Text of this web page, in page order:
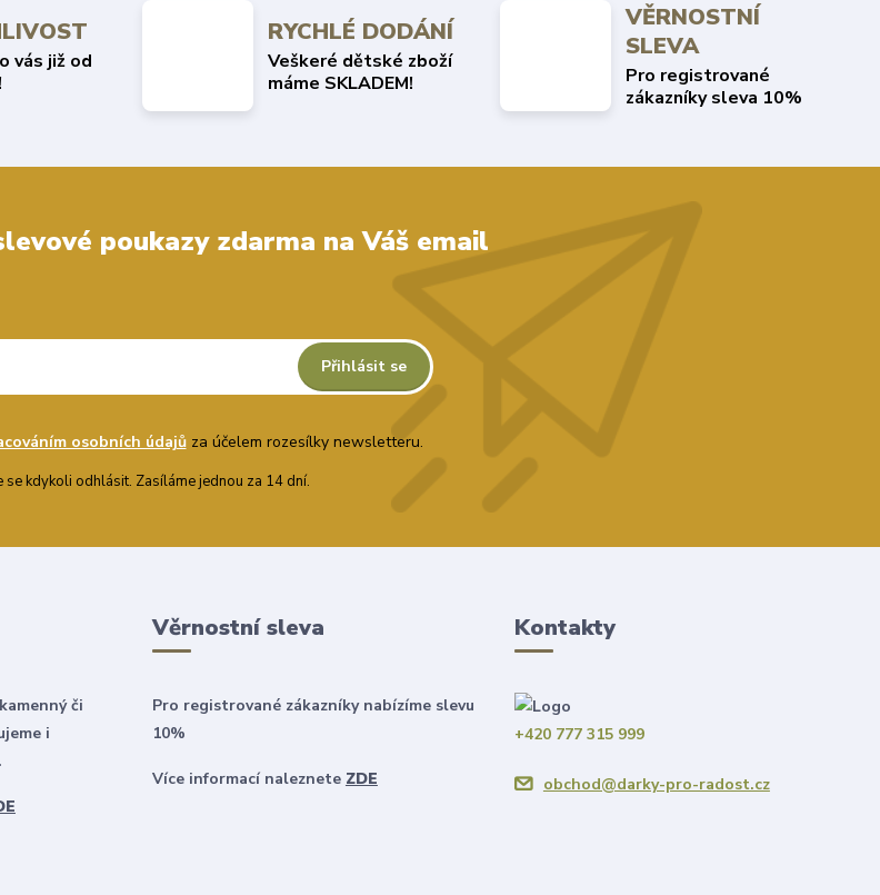
vás již od
RYCHLÉ DODÁNÍ
Veškeré dětské zboží
máme SKLADEM!
VĚRNOSTNÍ
SLEVA
Pro registrované
zákazníky sleva 10%
poukazy zdarma na Váš email
Přihlásit se
osobních údajůza účelem rozesílky newsletteru.
se kdykoli odhlásit. Zasíláme jednou za 14 dní.
či
i
Věrnostní sleva
Pro registrované zákazníky nabízíme slevu
10%
Více informací naleznete ZDE
Kontakty
+420 777 315 999
obchod@darky-pro-radost.cz